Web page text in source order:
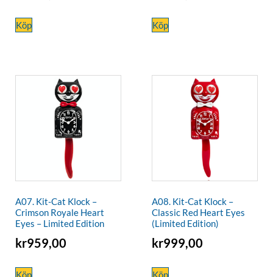
Köp Köp
A07. Kit-Cat Klock –
Crimson Royale Heart
Eyes – Limited Edition
kr959,00
Köp
A08. Kit-Cat Klock –
Classic Red Heart Eyes
(Limited Edition)
kr999,00
Köp